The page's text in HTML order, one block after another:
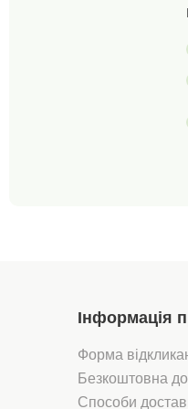
Інформація
Форма
Безкоштовна
Способи